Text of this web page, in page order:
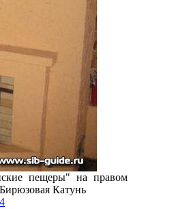
пещеры" на правом
Катунь